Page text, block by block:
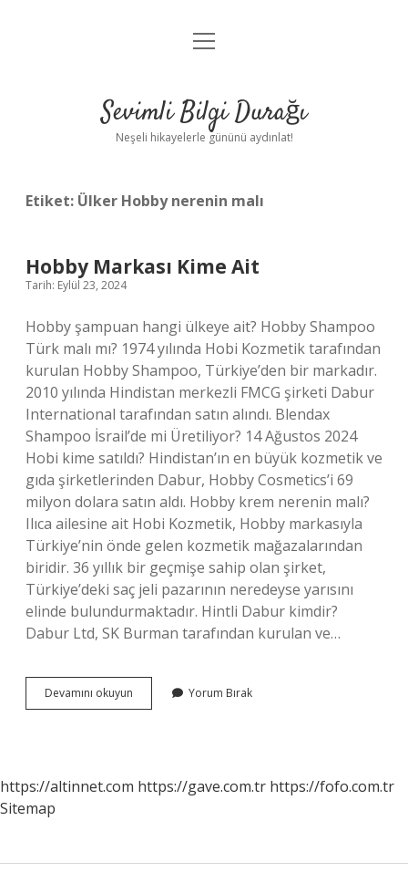
Anasayfa
Yasal Uyarı
menüyü
Sevimli Bilgi Durağı
Neşeli hikayelerle gününü aydınlat!
Etiket: Ülker Hobby nerenin malı
Hobby Markası Kime Ait
Tarih: Eylül 23, 2024
Hobby şampuan hangi ülkeye ait? Hobby Shampoo
Türk malı mı? 1974 yılında Hobi Kozmetik tarafından
kurulan Hobby Shampoo, Türkiye’den bir markadır.
2010 yılında Hindistan merkezli FMCG şirketi Dabur
International tarafından satın alındı. Blendax
Shampoo İsrail’de mi Üretiliyor? 14 Ağustos 2024
Hobi kime satıldı? Hindistan’ın en büyük kozmetik ve
gıda şirketlerinden Dabur, Hobby Cosmetics’i 69
milyon dolara satın aldı. Hobby krem nerenin malı?
Ilıca ailesine ait Hobi Kozmetik, Hobby markasıyla
Türkiye’nin önde gelen kozmetik mağazalarından
biridir. 36 yıllık bir geçmişe sahip olan şirket,
Türkiye’deki saç jeli pazarının neredeyse yarısını
elinde bulundurmaktadır. Hintli Dabur kimdir?
Dabur Ltd, SK Burman tarafından kurulan ve…
Devamını okuyun
Markası
Yorum Bırak
https://altinnet.com https://gave.com.tr https://fofo.com.tr
Sitemap